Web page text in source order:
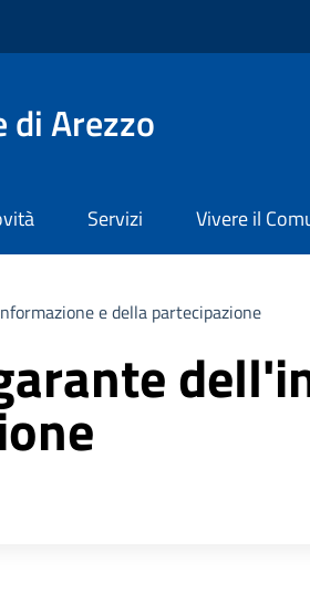
di Arezzo
Servizi Vivere il
e della partecipazione